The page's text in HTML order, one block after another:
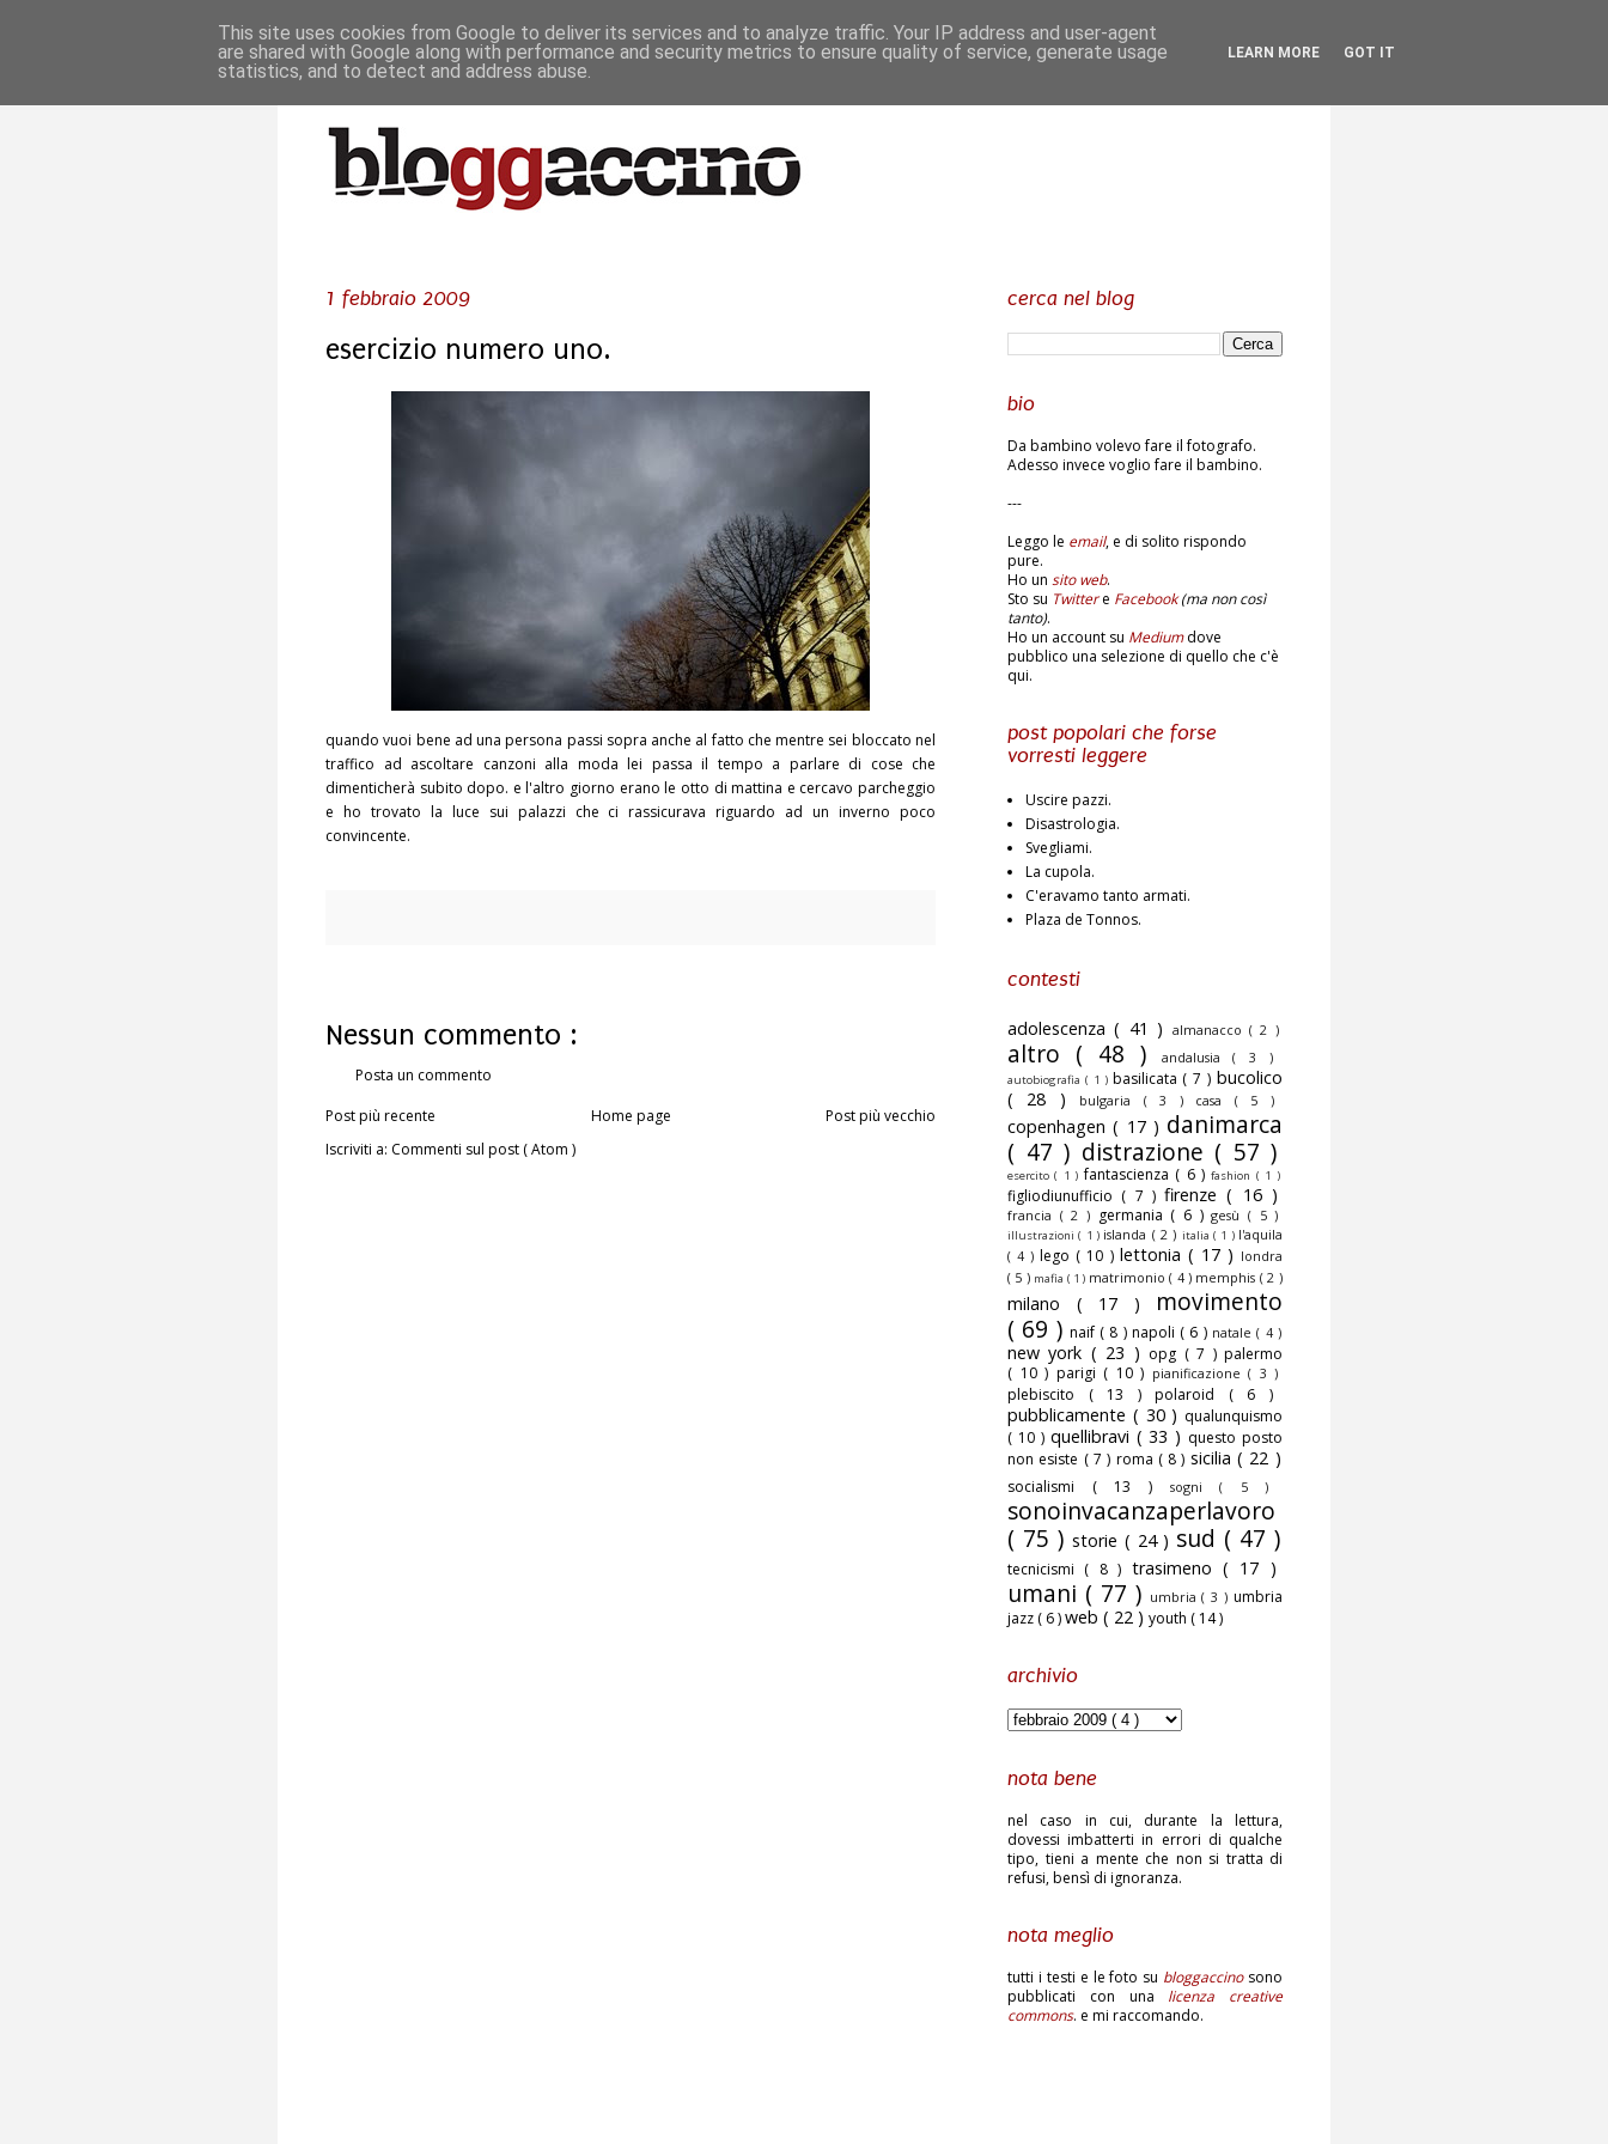
1 febbraio 2009
esercizio numero uno.
quando vuoi bene ad una persona passi sopra anche al fatto che mentre sei bloccato nel
traffico ad ascoltare canzoni alla moda lei passa il tempo a parlare di cose che
dimenticherà subito dopo. e l'altro giorno erano le otto di mattina e cercavo parcheggio
e ho trovato la luce sui palazzi che ci rassicurava riguardo ad un inverno poco
convincente.
Nessun commento :
Posta un commento
Post più recente
Post più vecchio
Home page
Iscriviti a: Commenti sul post ( Atom )
cerca nel blog
bio
Da bambino volevo fare il fotografo.
Adesso invece voglio fare il bambino.
---
Leggo le email, e di solito rispondo
pure.
Ho un sito web.
Sto su Twitter e Facebook(ma non così
tanto).
Ho un account su Mediumdove
pubblico una selezione di quello che c'è
qui.
post popolari che forse
vorresti leggere
Uscire pazzi.
Disastrologia.
Svegliami.
La cupola.
C'eravamo tanto armati.
Plaza de Tonnos.
contesti
adolescenza( 41 ) almanacco ( 2 )
altro ( 48 ) andalusia( 3 )
autobiografia ( 1 ) basilicata ( 7 ) bucolico
( 28 )
bulgaria ( 3 ) casa ( 5 )
copenhagen( 17 ) danimarca
( 47 ) distrazione ( 57 )
esercito( 1 )fantascienza ( 6 )fashion ( 1 )
figliodiunufficio ( 7 ) firenze( 16 )
francia ( 2 ) germania ( 6 )gesù( 5 )
illustrazioni( 1 ) islanda ( 2 ) italia( 1 ) l'aquila
( 4 ) lego ( 10 ) lettonia ( 17 ) londra
( 5 ) mafia ( 1 ) matrimonio( 4 ) memphis ( 2 )
milano ( 17 )
movimento
( 69 ) naif ( 8 ) napoli ( 6 ) natale( 4 )
new york ( 23 ) opg ( 7 )palermo
( 10 ) parigi ( 10 ) pianificazione( 3 )
plebiscito ( 13 ) polaroid ( 6 )
pubblicamente ( 30 ) qualunquismo
( 10 ) quellibravi ( 33 ) questo posto
non esiste ( 7 ) roma ( 8 ) sicilia( 22 )
socialismi ( 13 ) sogni( 5 )
sonoinvacanzaperlavoro
( 75 ) storie ( 24 ) sud ( 47 )
tecnicismi ( 8 ) trasimeno ( 17 )
umani ( 77 ) umbria( 3 ) umbria
jazz ( 6 )web ( 22 ) youth ( 14 )
archivio
nota bene
nel caso in cui, durante la lettura,
dovessi imbatterti in errori di qualche
tipo, tieni a mente che non si tratta di
refusi, bensì di ignoranza.
nota meglio
tutti i testi e le foto su bloggaccinosono
pubblicati con una licenza creative
commons. e mi raccomando.
This site uses cookies from Google to deliver its services and to analyze traffic. Your IP address and user-agent
are shared with Google along with performance and security metrics to ensure quality of service, generate usage
statistics, and to detect and address abuse.
LEARN MORE GOT IT